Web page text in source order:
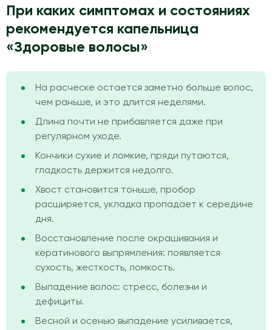
При каких симптомах и состояниях
рекомендуется капельница
«Здоровые волосы»
На расческе остается заметно больше волос,
чем раньше, и это длится неделями.
Длина почти не прибавляется даже при
регулярном уходе.
Кончики сухие и ломкие, пряди путаются,
гладкость держится недолго.
Хвост становится тоньше, пробор
расширяется, укладка пропадает к середине
дня.
Восстановление после окрашивания и
кератинового выпрямления: появляется
сухость, жесткость, ломкость.
Выпадение волос: стресс, болезни и
дефициты.
Весной и осенью выпадение усиливается,